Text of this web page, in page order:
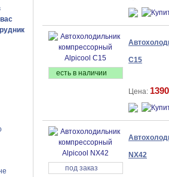
есть в наличии
C15
Цена:
под заказ
NX42